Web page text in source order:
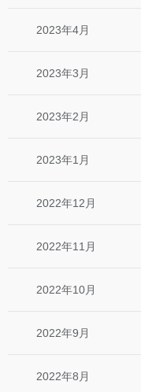
2023年4月
2023年3月
2023年2月
2023年1月
2022年12月
2022年11月
2022年10月
2022年9月
2022年8月